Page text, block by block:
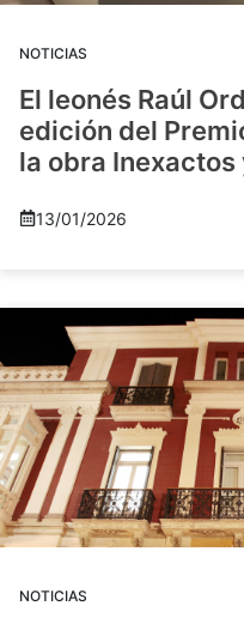
NOTICIAS
El leonés Raúl
edición del
la obra
13/01/2026
NOTICIAS